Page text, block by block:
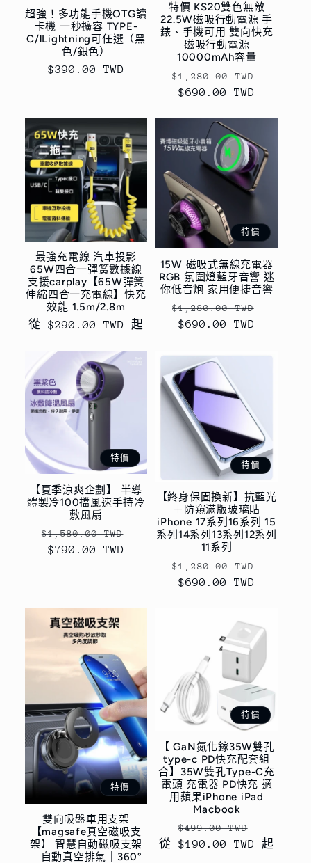
超強！多功能手機OTG讀
卡機 一秒擴容 TYPE-
C/lLightning可任選（黑
色/銀色）
售
$390.00 TWD
特價 KS20雙色無敵
22.5W磁吸行動電源 手
錶、手機可用 雙向快充
磁吸行動電源
10000mAh容量
定
價
$1,280.00 TWD
$690.00 TWD
最強充電線 汽車投影
65W四合一彈簧數據線
支援carplay【65W彈簧
伸縮四合一充電線】快充
效能 1.5m/2.8m
定
從 $290.00 TWD 起
特價
15W 磁吸式無線充電器
RGB 氛圍燈藍牙音響 迷
你低音炮 家用便捷音響
定
價
$1,280.00 TWD
$690.00 TWD
特價
【夏季涼爽企劃】 半導
體製冷100擋風速手持冷
敷風扇
定
價
$1,580.00 TWD
$790.00 TWD
特價
【終身保固換新】抗藍光
＋防窺滿版玻璃貼
iPhone 17系列16系列 15
系列14系列13系列12系列
11系列
定
價
$1,280.00 TWD
$690.00 TWD
特價
雙向吸盤車用支架
【magsafe真空磁吸支
架】 智慧自動磁吸支架
｜自動真空排氣｜360°
特價
【 GaN氮化鎵35W雙孔
type-c PD快充配套組
合】35W雙孔Type-C充
電頭 充電器 PD快充 適
用蘋果iPhone iPad
Macbook
定
價
$499.00 TWD
價
從 $190.00 TWD 起